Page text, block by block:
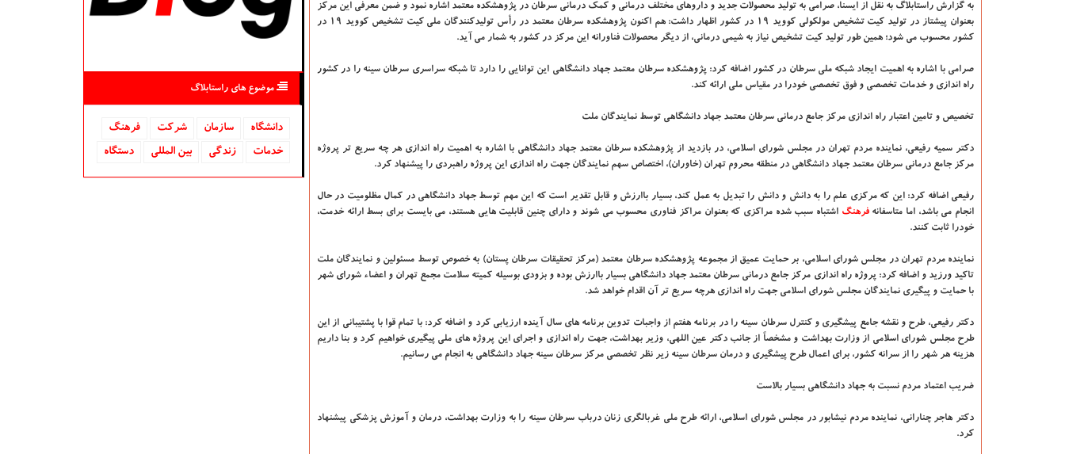
به گزارش راستابلاگ به نقل از ایسنا، صرامی به تولید محصولات جدید و داروهای مختلف درمانی و کمک درمانی سرطان در پژوهشکده معتمد اشاره نمود و ضمن معرفی این مرکز
بعنوان پیشتاز در تولید کیت تشخیص مولکولی کووید ۱۹ در کشور اظهار داشت: هم اکنون پژوهشکده سرطان معتمد در رأس تولیدکنندگان ملی کیت تشخیص کووید ۱۹ در
کشور محسوب می شود؛ همین طور تولید کیت تشخیص نیاز به شیمی درمانی، از دیگر محصولات فناورانه این مرکز در کشور به شمار می آید.
صرامی با اشاره به اهمیت ایجاد شبکه ملی سرطان در کشور اضافه کرد:پژوهشکده سرطان معتمد جهاد دانشگاهی این توانایی را دارد تا شبکه سراسری سرطان سینه را در کشور
راه اندازی و خدمات تخصصی و فوق تخصصی خودرا در مقیاس ملی ارائه کند.
تخصیص و تامین اعتبار راه اندازی مرکز جامع درمانی سرطان معتمد جهاد دانشگاهی توسط نمایندگان ملت
دکتر سمیه رفیعی، نماینده مردم تهران در مجلس شورای اسلامی، در بازدید از پژوهشکده سرطان معتمد جهاد دانشگاهی با اشاره به اهمیت راه اندازی هر چه سریع تر پروژه
مرکز جامع درمانی سرطان معتمد جهاد دانشگاهی در منطقه محروم تهران (خاوران)، اختصاص سهم نمایندگان جهت راه اندازی این پروژه راهبردی را پیشنهاد کرد.
رفیعی اضافه کرد: این که مرکزی علم را به دانش و دانش را تبدیل به عمل کند، بسیار باارزش و قابل تقدیر است که این مهم توسط جهاد دانشگاهی در کمال مظلومیت در حال
انجام می باشد، اما متاسفانهفرهنگ اشتباه سبب شده مراکزی که بعنوان مراکز فناوری محسوب می شوند و دارای چنین قابلیت هایی هستند، می بایست برای بسط ارائه خدمت،
خودرا ثابت کنند.
نماینده مردم تهران در مجلس شورای اسلامی، بر حمایت عمیق از مجموعه پژوهشکده سرطان معتمد (مرکز تحقیقات سرطان پستان) به خصوص توسط مسئولین و نمایندگان ملت
تاکید ورزید و اضافه کرد: پروژه راه اندازی مرکز جامع درمانی سرطان معتمد جهاد دانشگاهی بسیار باارزش بوده و بزودی بوسیله کمیته سلامت مجمع تهران و اعضاء شورای شهر
با حمایت و پیگیری نمایندگان مجلس شورای اسلامی جهت راه اندازی هرچه سریع تر آن اقدام خواهد شد.
دکتر رفیعی،طرح و نقشه جامع پیشگیری و کنترل سرطان سینه را در برنامه هفتم از واجبات تدوین برنامه های سال آینده ارزیابی کرد و اضافه کرد: با تمام قوا با پشتیبانی از این
طرح مجلس شورای اسلامی از وزارت بهداشت و مشخصاً از جانب دکتر عین اللهی، وزیر بهداشت، جهت راه اندازی و اجرای این پروژه های ملی پیگیری خواهیم کرد و بنا داریم
هزینه هر شهر را از سرانه کشور، برای اعمال طرح پیشگیری و درمان سرطان سینه زیر نظر تخصصی مرکز سرطان سینه جهاد دانشگاهی به انجام می رسانیم.
ضریب اعتماد مردم نسبت به جهاد دانشگاهی بسیار بالاست
دکتر هاجر چنارانی، نماینده مردم نیشابور در مجلس شورای اسلامی، ارائه طرح ملی غربالگری زنان درباب سرطان سینه را به وزارت بهداشت، درمان و آموزش پزشکی پیشنهاد
کرد.
موضوع های راستابلاگ
دانشگاه‌ سازمان شركت
فرهنگ
خدمات
زندگی بین المللی دستگاه